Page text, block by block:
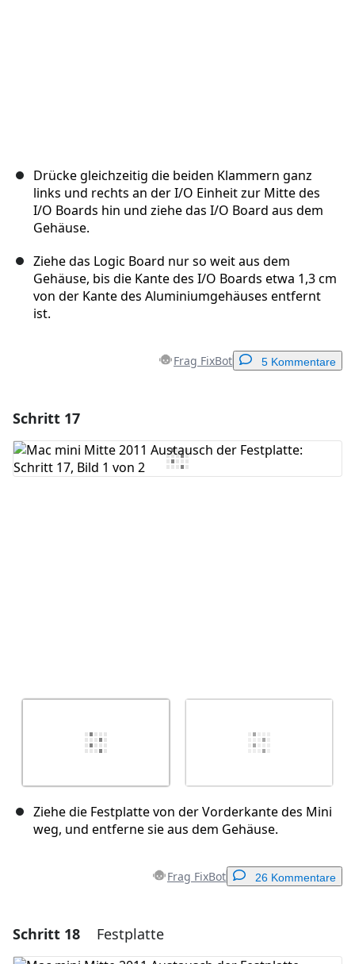
Drücke gleichzeitig die beiden Klammern ganz
links und rechts an der I/O Einheit zur Mitte des
I/O Boards hin und ziehe das I/O Board aus dem
Gehäuse.
Ziehe das Logic Board nur so weit aus dem
Gehäuse, bis die Kante des I/O Boards etwa 1,3 cm
von der Kante des Aluminiumgehäuses entfernt
ist.
Frag FixBot 5 Kommentare
Kommentar hinzufügen
Schritt 17
Ziehe die Festplatte von der Vorderkante des Mini
weg, und entferne sie aus dem Gehäuse.
Frag FixBot 26 Kommentare
Einen Kommentar hinzufügen
Schritt 18 Festplatte